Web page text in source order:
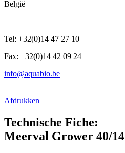
België
Tel: +32(0)14 47 27 10
Fax: +32(0)14 42 09 24
info@aquabio.be
Afdrukken
Technische Fiche:
Meerval Grower 40/14